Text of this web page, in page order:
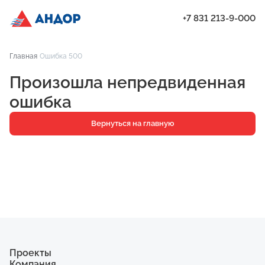
Проекты
Квартиры
Паркинг
Кладовые
+7 831 213-9-000
Главная Ошибка 500
Произошла непредвиденная
ошибка
Вернуться на главную
Проекты